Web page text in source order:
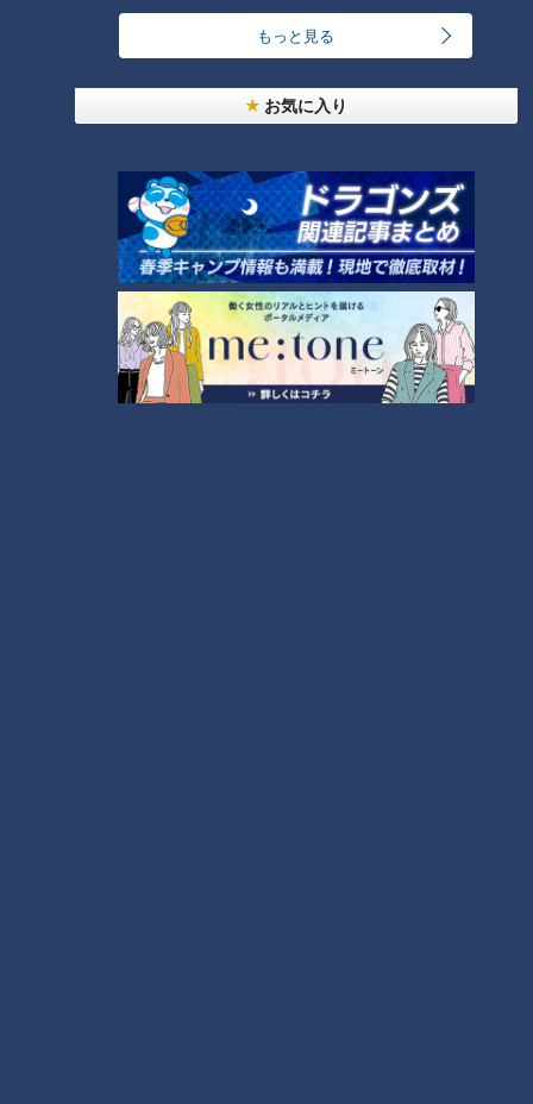
もっと見る
お気に入り
密着3日目：打撃練習に取り組むWバヤシ、打撃投手をしてい
谷コーチ「2人ともいい感じで打っていると思います。上林の
はないと思うんですけど、意外と話したら笑う子だなと思いま
した。岡林はみた感じのまま、ちょっとおちゃらけた感じで。
でも、練習は真面目にやるんでやるときはちゃんとやってま
岡林選手「感覚としては今ずっと状態がいいので、早く試合に
出たい気持ちが強い。下半身を意識して振る形は変えないでい